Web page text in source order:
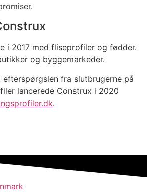
i 2017 med fliseprofiler og fødder.
og byggemarkeder.
efterspørgslen fra slutbrugerne på
lancerede Construx i 2020
.